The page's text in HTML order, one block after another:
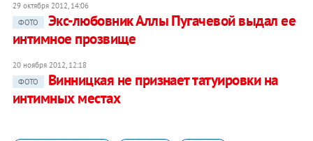
29 октября 2012, 14:06
ФОТО
Экс-любовник Аллы Пугачевой выдал ее
интимное прозвище
20 ноября 2012, 12:18
ФОТО
Винницкая не признает татуировки на
интимных местах